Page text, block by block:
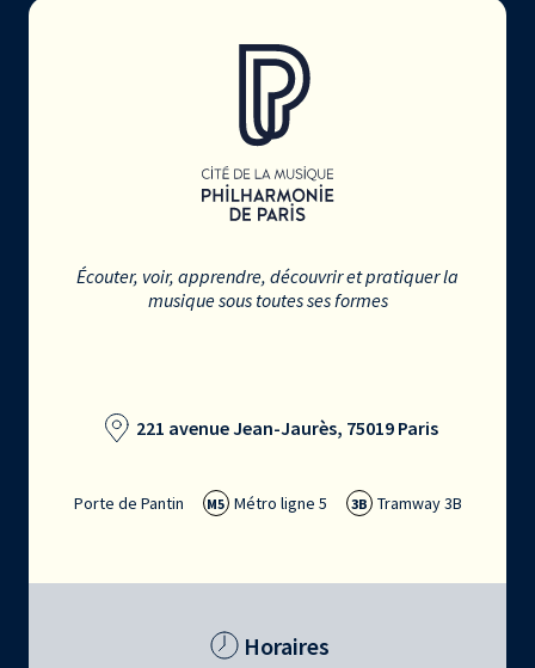
Écouter, voir, apprendre, découvrir et pratiquer la
musique sous toutes ses formes
221 avenue Jean-Jaurès, 75019 Paris
Porte de Pantin M5 Métro ligne 5 3B Tramway 3B
Horaires